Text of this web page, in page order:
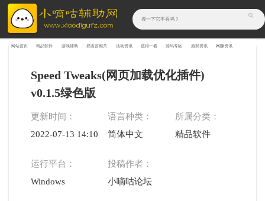
网站首页 精品软件 游戏辅助 易语言相关 活动资讯 值得一看 源码专区 游戏资讯 网赚资讯
Speed Tweaks(网页加载优化插件)
v0.1.5绿色版
更新时间：
2022-07-13 14:10:05
语言种类：
简体中文
所属分类：
精品软件
运行平台：
Windows
投稿作者：
小嘀咕论坛